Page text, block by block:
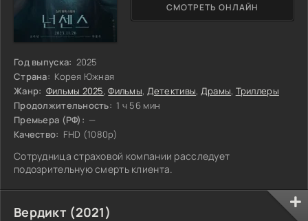
Год выпуска: 2025
Страна: Корея Южная
Жанр: Фильмы 2025,Фильмы, Детективы, Драмы, Триллеры
Продолжительность: 1 ч 56 мин
Премьера (РФ): —
Качество: FHD (1080p)
Сотрудница страховой компании расследует
подозрительную смерть клиента.
СМОТРЕТЬ ОНЛАЙН
Вердикт (2021)